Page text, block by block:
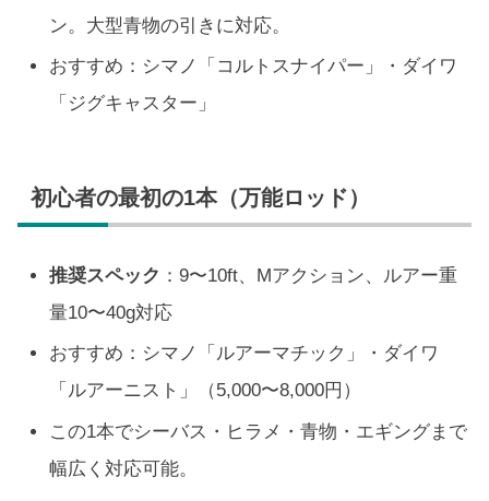
ン。大型青物の引きに対応。
おすすめ：シマノ「コルトスナイパー」・ダイワ
「ジグキャスター」
初心者の最初の1本（万能ロッド）
推奨スペック ：9〜10ft、Mアクション、ルアー重
量10〜40g対応
おすすめ：シマノ「ルアーマチック」・ダイワ
「ルアーニスト」（5,000〜8,000円）
この1本でシーバス・ヒラメ・青物・エギングまで
幅広く対応可能。